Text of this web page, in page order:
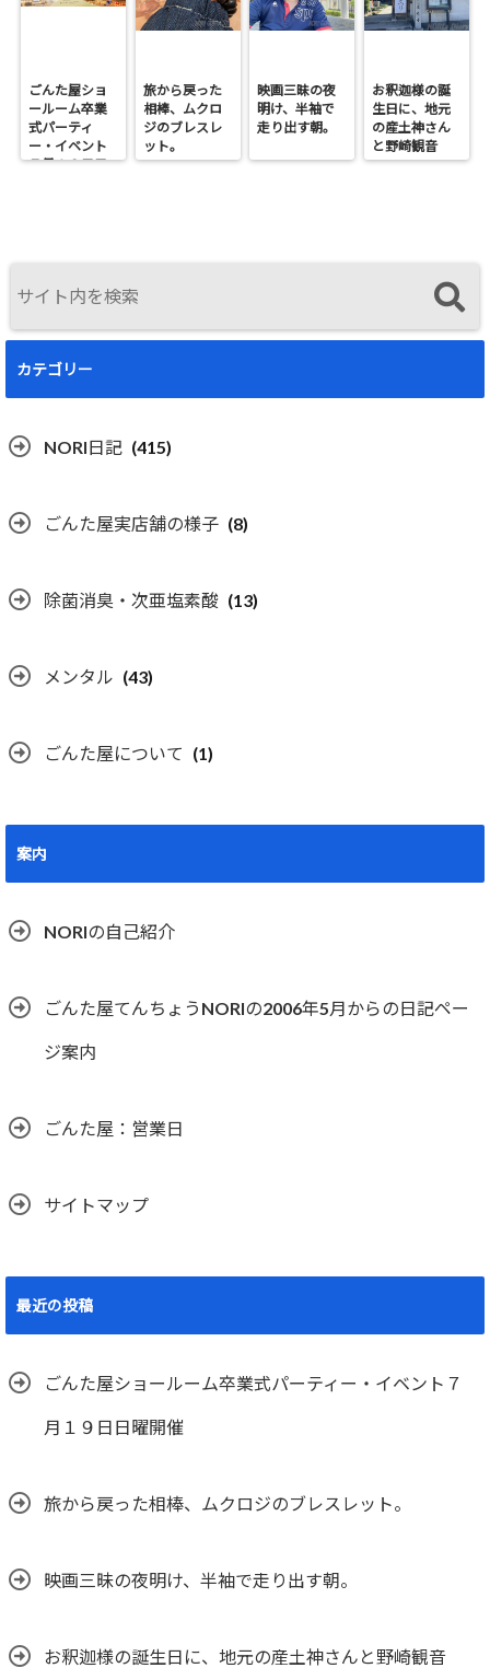
ごんた屋ショ
ールーム卒業
式パーティ
ー・イベント
７月１９日日
旅から戻った
相棒、ムクロ
ジのブレスレ
ット。
映画三昧の夜
明け、半袖で
走り出す朝。
お釈迦様の誕
生日に、地元
の産土神さん
と野崎観音
へ。
カテゴリー
NORI日記 (415)
ごんた屋実店舗の様子 (8)
除菌消臭・次亜塩素酸 (13)
メンタル (43)
ごんた屋について (1)
案内
NORIの自己紹介
ごんた屋てんちょうNORIの2006年5月からの日記ペー
ジ案内
ごんた屋：営業日
サイトマップ
最近の投稿
ごんた屋ショールーム卒業式パーティー・イベント７
月１９日日曜開催
旅から戻った相棒、ムクロジのブレスレット。
映画三昧の夜明け、半袖で走り出す朝。
お釈迦様の誕生日に、地元の産土神さんと野崎観音